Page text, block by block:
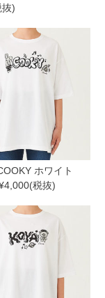
)
ホワイト
税抜)